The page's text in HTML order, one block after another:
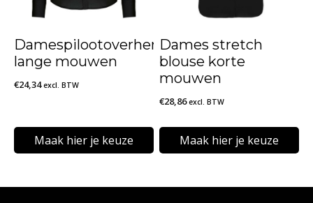
optie
gekozen
productpagina
gekozen
worden
op
productpagina
Damespilootoverhemd
lange mouwen
€24,34 excl. BTW
Maak hier je keuze
product
Dames stretch
blouse korte
mouwen
€28,86 excl. BTW
Maak hier je keuze
product